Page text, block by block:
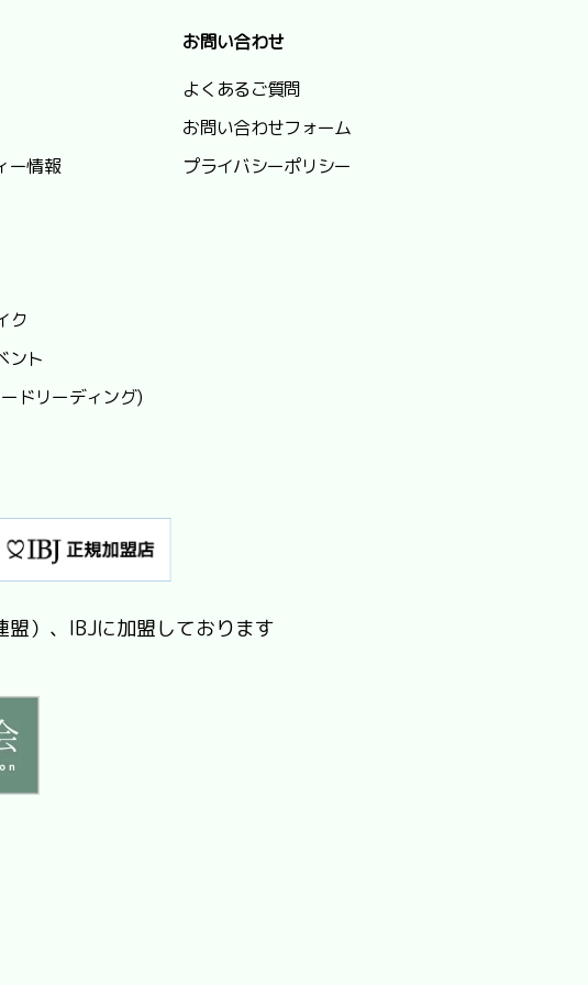
ー情報
ク
ント
ドリーディング)
お問い合わせ
よくあるご質問
お問い合わせフォーム
プライバシーポリシー
）、IBJに加盟しております